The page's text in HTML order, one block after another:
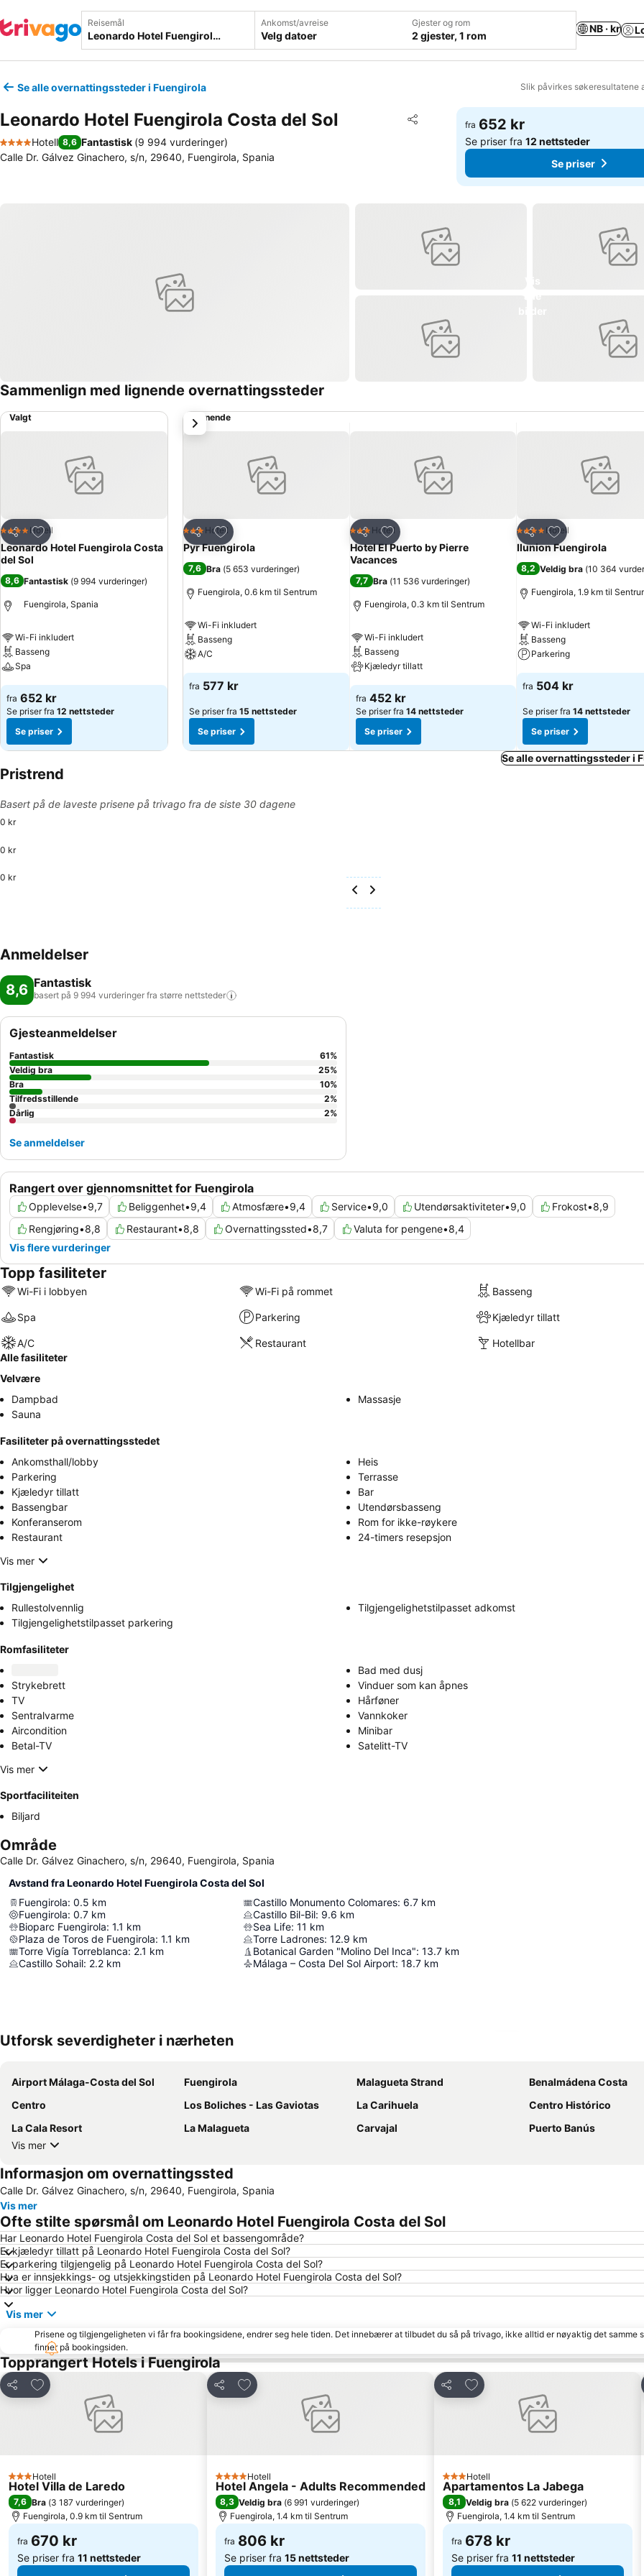
Reisemål Ankomst/avreise
Velg datoer
Gjester og rom
2 gjester, 1 rom
NB · kr
Se alle overnattingssteder i Fuengirola Slik påvirkes søkeresultatene
Leonardo Hotel Fuengirola Costa del Sol Del
Legg til i favoritter
4 Stjerner
Hotell 8,6 Fantastisk (9 994 vurderinger)
Calle Dr. Gálvez Ginachero, s/n, 29640, Fuengirola, Spania
fra 652 kr
Se priser fra12 nettsteder
Se priser
Sammenlign med lignende overnattingssteder
Valgt
Del
Legg til i favoritter
4 StjernerHotell
Leonardo Hotel Fuengirola Costa
del Sol
8,6 Fantastisk (9 994 vurderinger)
Fuengirola, Spania
Wi-Fi inkludert
Basseng
Spa
Se priser
fra 652 kr
Se priser fra 12 nettsteder
Se priser
Lignende
Del
Legg til i favoritter
3 Stjerner
Hotell
Pyr Fuengirola
7,6 Bra (5 653 vurderinger)
Fuengirola, 0.6 km til Sentrum
Wi-Fi inkludert
Basseng
A/C
Se priser
fra 577 kr
Se priser fra 15 nettsteder
Se priser
Del
Legg til i favoritter
3 Stjerner
Hotell
Hotel El Puerto by Pierre
Vacances
7,7 Bra (11 536 vurderinger)
Fuengirola, 0.3 km til Sentrum
Wi-Fi inkludert
Basseng
Kjæledyr tillatt
Se priser
fra 452 kr
Se priser fra 14 nettsteder
Se priser
Del
Legg til i favoritter
4 StjernerHotell
Ilunion Fuengirola
8,2 Veldig bra (10 364
Fuengirola, 1.9 km til
Wi-Fi inkludert
Basseng
Parkering
Se priser
fra 504 kr
Se priser fra 14 nettsteder
Se priser
Neste
Se alle overnattingssteder i
Pristrend
Basert på de laveste prisene på trivago fra de siste 30 dagene
0 kr
0 kr
0 kr
Anmeldelser
8,6 Fantastisk
basert på 9 994 vurderinger fra større nettsteder
Rangert over gjennomsnittet for Fuengirola
Opplevelse•9,7 Beliggenhet•9,4 Atmosfære•9,4 Service•9,0 Utendørsaktiviteter•9,0 Frokost•8,9
Rengjøring•8,8 Restaurant•8,8 Overnattingssted•8,7 Valuta for pengene•8,4
Vis flere vurderinger
Gjesteanmeldelser
Fantastisk 61%
Veldig bra
25%
Bra
10%
Tilfredsstillende
2%
Dårlig
2%
Se anmeldelser
Topp fasiliteter
Wi-Fi i lobbyen Wi-Fi på rommet Basseng
Spa Parkering Kjæledyr tillatt
A/C Restaurant
Hotellbar
Alle fasiliteter
Velvære
Dampbad
Massasje
Sauna
Fasiliteter på overnattingsstedet
Ankomsthall/lobby
Heis
Parkering
Terrasse
Kjæledyr tillatt
Bar
Bassengbar
Utendørsbasseng
Konferanserom
Rom for ikke-røykere
Restaurant
24-timers resepsjon
Vis mer
Tilgjengelighet
Rullestolvennlig
Tilgjengelighetstilpasset adkomst
Tilgjengelighetstilpasset parkering
Romfasiliteter
Bad med dusj
Strykebrett
Vinduer som kan åpnes
TV
Hårføner
Sentralvarme
Vannkoker
Aircondition
Minibar
Betal-TV
Satelitt-TV
Vis mer
Sportfaciliteiten
Biljard
Område
Calle Dr. Gálvez Ginachero, s/n, 29640, Fuengirola, Spania
Avstand fra Leonardo Hotel Fuengirola Costa del Sol
Fuengirola: 0.5 km
Fuengirola: 0.7 km
Bioparc Fuengirola: 1.1 km
Plaza de Toros de Fuengirola: 1.1 km
Torre Vigía Torreblanca: 2.1 km
Castillo Sohail: 2.2 km
Castillo Monumento Colomares: 6.7 km
Castillo Bil-Bil: 9.6 km
Sea Life: 11 km
Torre Ladrones: 12.9 km
Botanical Garden "Molino Del Inca": 13.7 km
Málaga – Costa Del Sol Airport: 18.7 km
Utforsk severdigheter i nærheten
Airport Málaga-Costa del Sol Fuengirola Malagueta Strand
Benalmádena Costa
Centro
Los Boliches - Las Gaviotas La Carihuela
Centro Histórico
La Cala Resort
La Malagueta Carvajal
Puerto Banús
Vis mer
Informasjon om overnattingssted
Calle Dr. Gálvez Ginachero, s/n, 29640, Fuengirola, Spania
Vis mer
Ofte stilte spørsmål om Leonardo Hotel Fuengirola Costa del Sol
Har Leonardo Hotel Fuengirola Costa del Sol et bassengområde?
Er kjæledyr tillatt på Leonardo Hotel Fuengirola Costa del Sol?
Er parkering tilgjengelig på Leonardo Hotel Fuengirola Costa del Sol?
Hva er innsjekkings- og utsjekkingstiden på Leonardo Hotel Fuengirola Costa del Sol?
Hvor ligger Leonardo Hotel Fuengirola Costa del Sol?
Vis mer
Prisene og tilgjengeligheten vi får fra bookingsidene, endrer seg hele tiden. Det innebærer at tilbudet du så på trivago, ikke alltid er nøyaktig det samme
finner på bookingsiden.
Topprangert Hotels i Fuengirola
Del
Legg til i favoritter
3 Stjerner
Hotell
Hotel Villa de Laredo
7,6 Bra (3 187 vurderinger)
Fuengirola, 0.9 km til Sentrum
fra 670 kr
Se priser fra 11 nettsteder
Del
Legg til i favoritter
4 Stjerner
Hotell
Hotel Angela - Adults Recommended
8,3 Veldig bra (6 991 vurderinger)
Fuengirola, 1.4 km til Sentrum
fra 806 kr
Se priser fra 15 nettsteder
Del
Legg til i favoritter
3 Stjerner
Hotell
Apartamentos La Jabega
8,1 Veldig bra (5 622 vurderinger)
Fuengirola, 1.4 km til Sentrum
fra 678 kr
Se priser fra 11 nettsteder